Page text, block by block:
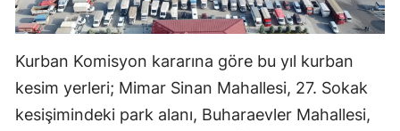
Kayseri
Kırşehir
Kocaeli
Kurban Komisyon kararına göre bu yıl kurban
kesim yerleri; Mimar Sinan Mahallesi, 27. Sokak
kesişimindeki park alanı, Buharaevler Mahallesi,